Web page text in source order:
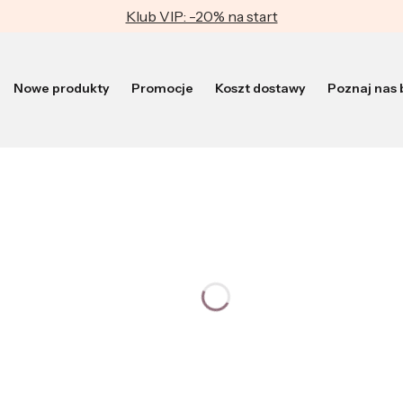
Klub VIP: -20% na start
Nowe produkty Promocje Koszt dostawy Poznaj nas